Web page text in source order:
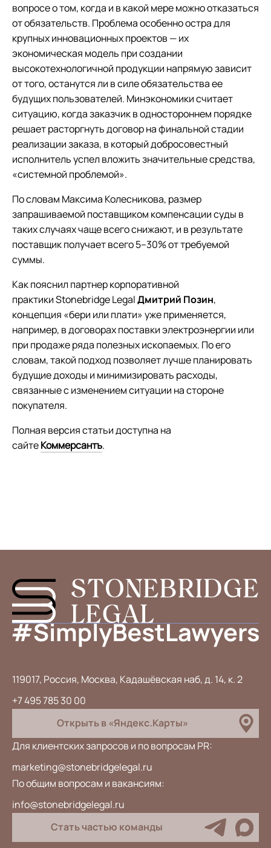
вопросе о том, когда и в какой мере можно отказаться
от обязательств. Проблема особенно остра для
крупных инновационных проектов — их
экономическая модель при создании
высокотехнологичной продукции напрямую зависит
от того, останутся ли в силе обязательства ее
будущих пользователей. Минэкономики считает
ситуацию, когда заказчик в одностороннем порядке
решает расторгнуть договор на финальной стадии
реализации заказа, в который добросовестный
исполнитель успел вложить значительные средства,
«системной проблемой».
По словам Максима Колесникова, размер
запрашиваемой поставщиком компенсации суды в
таких случаях чаще всего снижают, и в результате
поставщик получает всего 5–30% от требуемой
суммы.
Как пояснил партнер корпоративной
практики Stonebridge LegalДмитрий Позин,
концепция «бери или плати» уже применяется,
например, в договорах поставки электроэнергии или
при продаже ряда полезных ископаемых. По его
словам, такой подход позволяет лучше планировать
будущие доходы и минимизировать расходы,
связанные с изменением ситуации на стороне
покупателя.
Полная версия статьи доступна на
сайтеКоммерсантъ.
119017, Россия, Москва, Кадашёвская наб, д. 14, к. 2
+7 495 785 30 00
Открыть в «Яндекс.Карты»
Для клиентских запросов и по вопросам PR:
marketing@stonebridgelegal.ru
По общим вопросам и вакансиям:
info@stonebridgelegal.ru
Стать частью команды